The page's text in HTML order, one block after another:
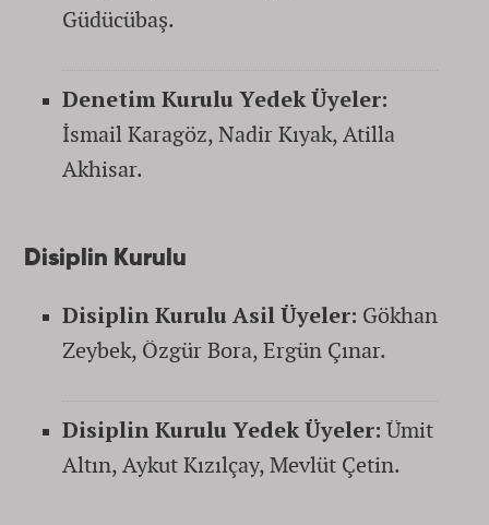
Güdücübaş.
Denetim Kurulu Yedek Üyeler:
İsmail Karagöz, Nadir Kıyak, Atilla
Akhisar.
Disiplin Kurulu
Disiplin Kurulu Asil Üyeler: Gökhan
Zeybek, Özgür Bora, Ergün Çınar.
Disiplin Kurulu Yedek Üyeler: Ümit
Altın, Aykut Kızılçay, Mevlüt Çetin.